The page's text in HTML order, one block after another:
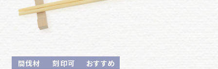
間伐材 刻印可 おすすめ